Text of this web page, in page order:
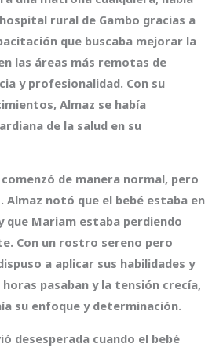
rural de Gambo gracias a
que buscaba mejorar la
las áreas más remotas de
y profesionalidad. Con su
Almaz se había
de la salud en su
de manera normal, pero
Almaz notó que el bebé estaba en
que Mariam estaba perdiendo
Con un rostro sereno pero
a aplicar sus habilidades y
pasaban y la tensión crecía,
su enfoque y determinación.
desesperada cuando el bebé